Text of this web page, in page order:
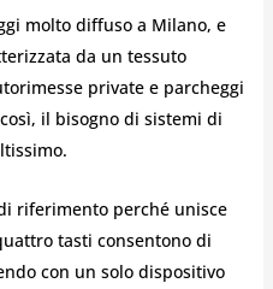
molto diffuso a Milano, e
da un tessuto
private e parcheggi
il bisogno di sistemi di
riferimento perché unisce
tasti consentono di
con un solo dispositivo